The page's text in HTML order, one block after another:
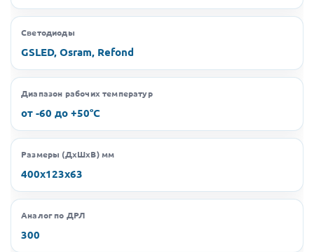
Светодиоды
GSLED, Osram, Refond
Диапазон рабочих температур
от -60 до +50°C
Размеры (ДхШхВ) мм
400х123х63
Аналог по ДРЛ
300